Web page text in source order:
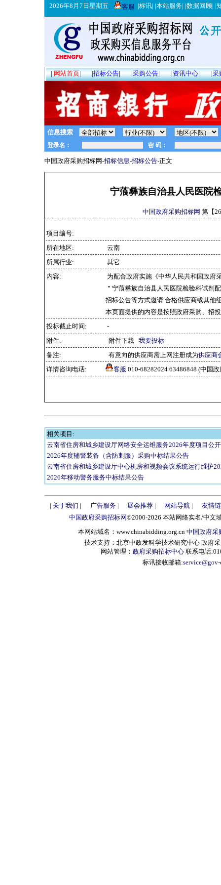
2026年8月7日星期五 客服 |标讯| |本站服务| |数据回顾| |
|网站首页| |招标公告| |采购公告| |资讯中心| |采
信息搜索
中国政府采购招标网-招标信息-招标公告-正文
宁蒗彝族自治县人民医院
中国政府采购招标网 第【
项目编号:
所在地区:
云南
所属行业:
其它
内容:
为配合政府实施《中华人民共和国政府
＂宁蒗彝族自治县人民医院检验科试剂
招标公告等方式邀请 合格供应商或其他
本页面提供的内容是按照政府采购、招
投标截止时间:
-
附件:
附件下载 我要投标
备注:
有意向的供应商需上网注册成为供应商
详情咨询电话:
客服 010-68282024 63486848 (中国
相关项目:
云南省住房和城乡建设厅网络安全运维服务2026年度项目公
2026年度辅警装备（含防刺服）采购中标结果公告
云南省住房和城乡建设厅中心机房和视频会议系统运行维护
2026年移动警务服务中标结果公告
| 关于我们 | 广告服务| 展会推荐| 网站导航 |
友情
中国政府采购招标网©2000-2026 本站网络实名/中文
本网站域名：www.chinabidding.org.cn 中国政府采
技术支持：北京中政发科学技术研究中心 政府
网站管理： 政府采购招标中心 联系电话
标讯接收邮箱: